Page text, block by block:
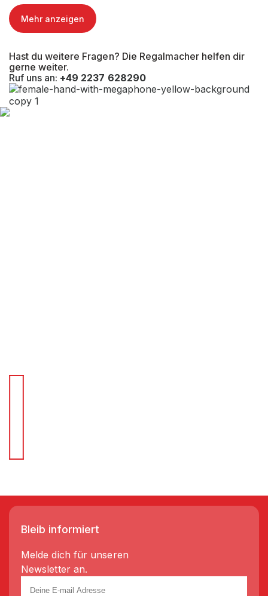
Hast du weitere Fragen? Die Regalmacher helfen dir
gerne weiter.
Ruf uns an: +49 2237 628290
Mehr anzeigen
Bleib informiert
Melde dich für unseren
Newsletter an.